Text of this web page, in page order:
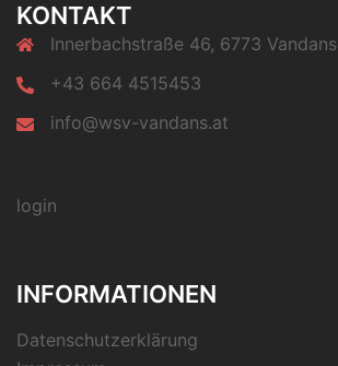
KONTAKT
Innerbachstraße 46, 6773 Vandans
+43 664 4515453
info@wsv-vandans.at
login
INFORMATIONEN
Datenschutzerklärung